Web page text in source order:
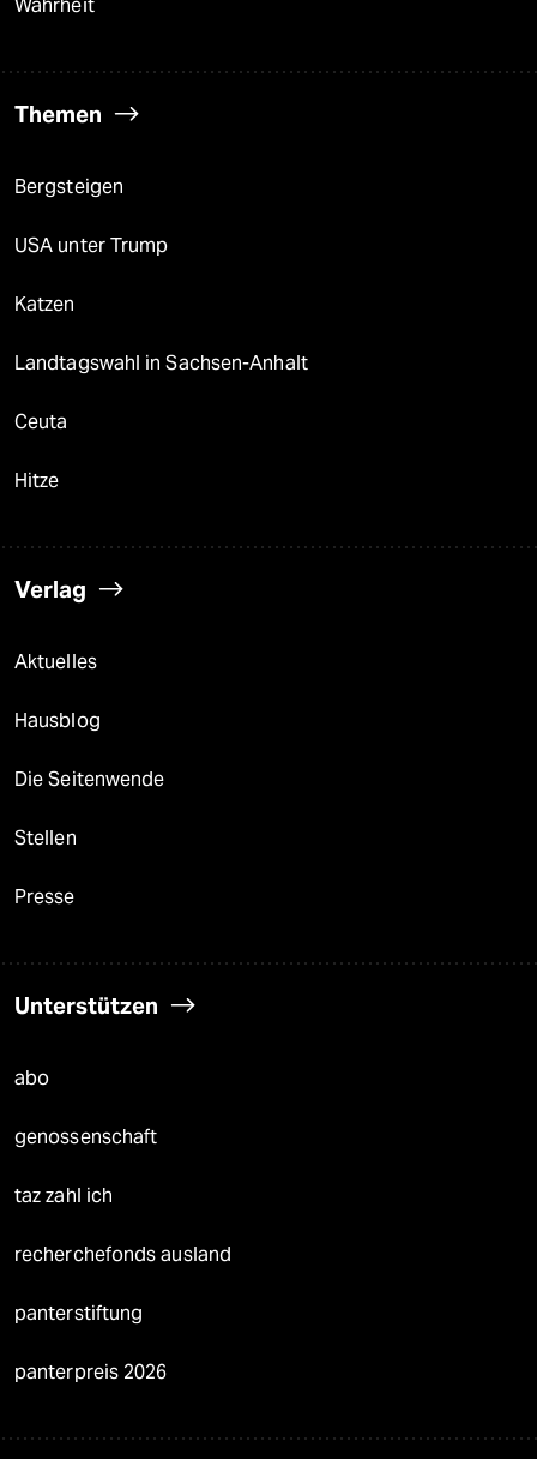
Wahrheit
Themen
Bergsteigen
USA unter Trump
Katzen
Landtagswahl in Sachsen-Anhalt
Ceuta
Hitze
Verlag
Aktuelles
Hausblog
Die Seitenwende
Stellen
Presse
Unterstützen
abo
genossenschaft
taz zahl ich
recherchefonds ausland
panterstiftung
panterpreis 2026